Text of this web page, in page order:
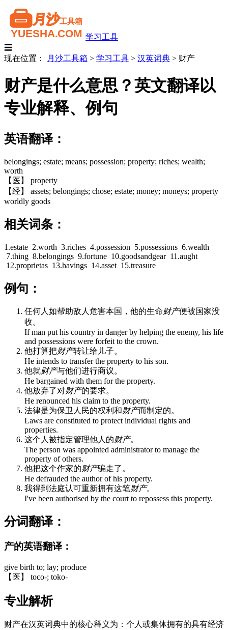
学习工具
☰
现在位置：
月沙工具箱 > 学习工具 > 汉英词典 > 财产
财产是什么意思？英文翻译以
专业解释、例句
英语翻译：
belongings; estate; means; possession; property; riches; wealth;
worth
【医】 property
【经】 assets; belongings; chose; estate; money; moneys; property
worldly goods
相关词条：
1.estate 2.worth 3.riches 4.possession 5.possessions 6.wealth
7.thing 8.belongings 9.fortune 10.goodsandgear 11.aught
12.proprietas 13.havings 14.asset 15.treasure
例句：
任何人如帮助敌人危害本国，他的生命财产便被国家没
收。
If man put his country in danger by helping the enemy, his life
and possessions were forfeit to the crown.
他打算把财产转让给儿子。
He intends to transfer the property to his son.
他就财产与他们进行商议。
He bargained with them for the property.
他放弃了对财产的要求。
He renounced his claim to the property.
法律是为保卫人民的权利和财产而制定的。
Laws are constituted to protect individual rights and
properties.
这个人被指定管理他人的财产。
The person was appointed administrator to manage the
property of others.
他把这个作家的财产骗走了。
He defrauded the author of his property.
我得到法庭认可重新拥有这笔财产。
I've been authorised by the court to repossess this property.
分词翻译：
产的英语翻译：
give birth to; lay; produce
【医】 toco-; toko-
专业解析
财产在汉英词典中的核心释义为：个人或集体拥有的具有经济